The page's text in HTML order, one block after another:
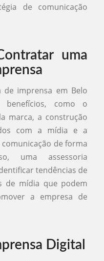
de comunicação
uma
de imprensa em Belo
benefícios, como o
marca, a construção
com a mídia e a
de forma
uma assessoria
tendências de
de mídia que podem
a empresa de
Digital